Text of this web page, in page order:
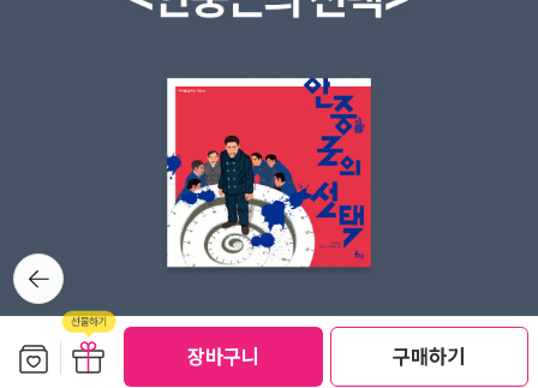
장바구니 구매하기
용해보고, 기본키, 외래키는 무엇인지 적용해봅니다.조금은 어려운
반드시 알아야 하는 필수적인 요소를 통해서다음에 이 개념을 확장해
서 학습할 수 있어서, 혼돈없이 집중할수 있는 구성이 더 좋았습니
다. · 보안적인 부분도 공부하기일반적으로 권한에 대해서 체크가 없
는 부분도 있지만, 기본적으로는 개인화가 필수적입니다.FastAPI에
서 어떤 방식으로 보안을 체크할까요?이것을 로그인 API를 구현하면
서, 이론적인 개념이 필요합니다.세션방식으로 인증구현하기, JWT
방식으로 인증 구현하기 이렇게 2가지 방식으로 구현 테스트를 합니
다.두 방식 모두 반드시 알아야 하는 중요한 개념이고, 각각 실습할수
있게 예제코드를 설명이 있습니다. · FastAPI 고급기능 알아보기지
뒤로가
기